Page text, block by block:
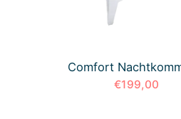
Comfort
€199,00